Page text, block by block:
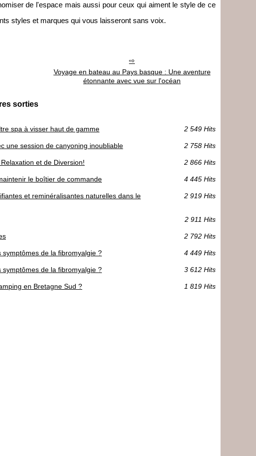
de l'espace mais aussi pour ceux qui aiment le style de ce
styles et marques qui vous laisseront sans voix.
Voyage en bateau au Pays basque : Une aventure
étonnante avec vue sur l'océan
sorties
spa à visser haut de gamme 2 549 Hits
une session de canyoning inoubliable 2 758 Hits
et de Diversion! 2 866 Hits
le boîtier de commande 4 445 Hits
et reminéralisantes naturelles dans le
2 919 Hits
2 911 Hits
2 792 Hits
de la fibromyalgie ? 4 449 Hits
de la fibromyalgie ? 3 612 Hits
en Bretagne Sud ? 1 819 Hits